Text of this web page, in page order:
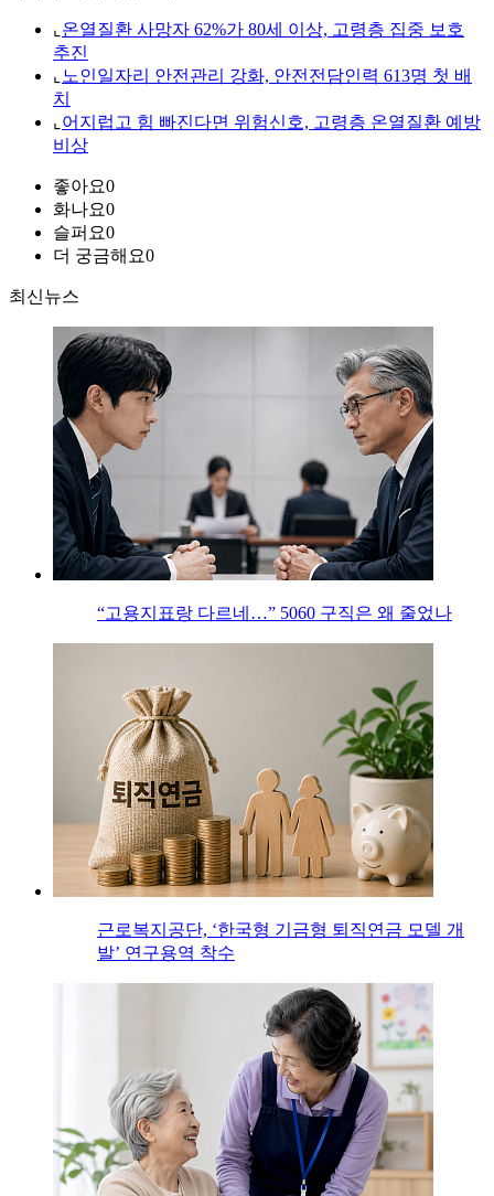
⌞ 온열질환 사망자 62%가 80세 이상, 고령층 집중 보호
추진
⌞ 노인일자리 안전관리 강화, 안전전담인력 613명 첫 배
치
⌞ 어지럽고 힘 빠진다면 위험신호, 고령층 온열질환 예방
비상
좋아요0
화나요0
슬퍼요0
더 궁금해요0
최신뉴스
“고용지표랑 다르네…” 5060 구직은 왜 줄었나
근로복지공단, ‘한국형 기금형 퇴직연금 모델 개
발’ 연구용역 착수